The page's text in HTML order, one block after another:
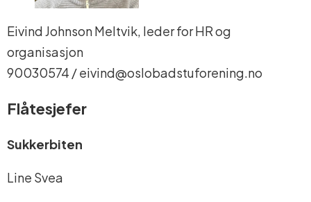
Eivind Johnson Meltvik, leder for HR og
organisasjon
90030574 / eivind@oslobadstuforening.no
Flåtesjefer
Sukkerbiten
Line Svea